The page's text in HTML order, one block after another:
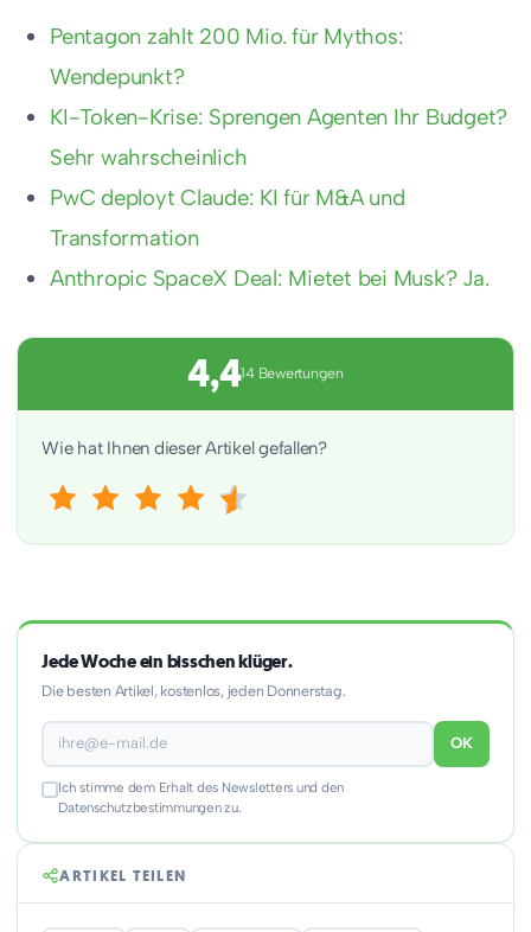
Pentagon zahlt 200 Mio. für Mythos:
Wendepunkt?
KI-Token-Krise: Sprengen Agenten Ihr Budget?
Sehr wahrscheinlich
PwC deployt Claude: KI für M&A und
Transformation
Anthropic SpaceX Deal: Mietet bei Musk? Ja.
4,414 Bewertungen
Wie hat Ihnen dieser Artikel gefallen?
Jede Woche ein bisschen klüger.
Die besten Artikel, kostenlos, jeden Donnerstag.
OK
Ich stimme dem Erhalt des Newsletters und den
Datenschutzbestimmungen zu.
ARTIKEL TEILEN